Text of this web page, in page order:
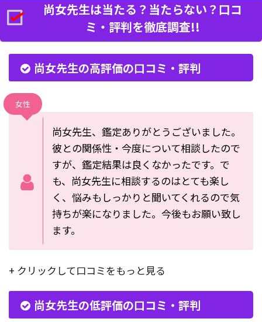
尚女先生は当たる？当たらない？口コ
ミ・評判を徹底調査!!
尚女先生の高評価の口コミ・評判
女性
尚女先生、鑑定ありがとうございました。
彼との関係性・今度について相談したので
すが、鑑定結果は良くなかったです。で
も、尚女先生に相談するのはとても楽し
く、悩みもしっかりと聞いてくれるので気
持ちが楽になりました。今後もお願い致し
ます。
+ クリックして口コミをもっと見る
尚女先生の低評価の口コミ・評判